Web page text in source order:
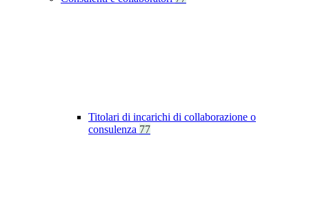
Titolari di incarichi di collaborazione o
consulenza 77